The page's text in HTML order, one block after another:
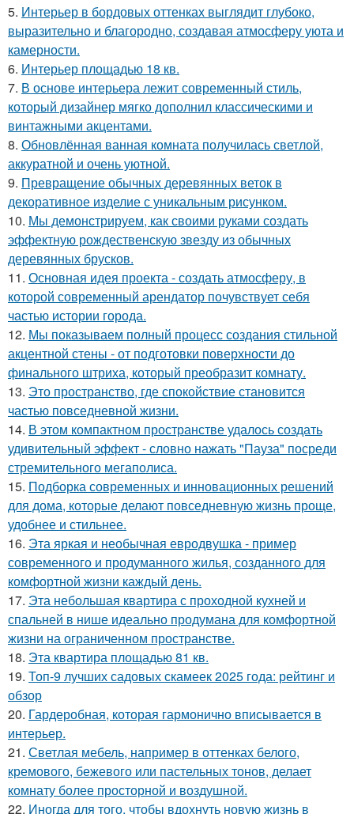
5. Интерьер в бордовых оттенках выглядит глубоко,
выразительно и благородно, создавая атмосферу уюта и
камерности.
6. Интерьер площадью 18 кв.
7. В основе интерьера лежит современный стиль,
который дизайнер мягко дополнил классическими и
винтажными акцентами.
8. Обновлённая ванная комната получилась светлой,
аккуратной и очень уютной.
9. Превращение обычных деревянных веток в
декоративное изделие с уникальным рисунком.
10. Мы демонстрируем, как своими руками создать
эффектную рождественскую звезду из обычных
деревянных брусков.
11. Основная идея проекта - создать атмосферу, в
которой современный арендатор почувствует себя
частью истории города.
12. Мы показываем полный процесс создания стильной
акцентной стены - от подготовки поверхности до
финального штриха, который преобразит комнату.
13. Это пространство, где спокойствие становится
частью повседневной жизни.
14. В этом компактном пространстве удалось создать
удивительный эффект - словно нажать "Пауза" посреди
стремительного мегаполиса.
15. Подборка современных и инновационных решений
для дома, которые делают повседневную жизнь проще,
удобнее и стильнее.
16. Эта яркая и необычная евродвушка - пример
современного и продуманного жилья, созданного для
комфортной жизни каждый день.
17. Эта небольшая квартира с проходной кухней и
спальней в нише идеально продумана для комфортной
жизни на ограниченном пространстве.
18. Эта квартира площадью 81 кв.
19. Топ-9 лучших садовых скамеек 2025 года: рейтинг и
обзор
20. Гардеробная, которая гармонично вписывается в
интерьер.
21. Светлая мебель, например в оттенках белого,
кремового, бежевого или пастельных тонов, делает
комнату более просторной и воздушной.
22. Иногда для того, чтобы вдохнуть новую жизнь в